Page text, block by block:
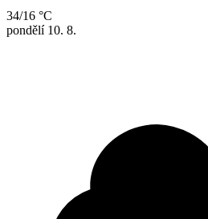
34/16 °C
pondělí 10. 8.